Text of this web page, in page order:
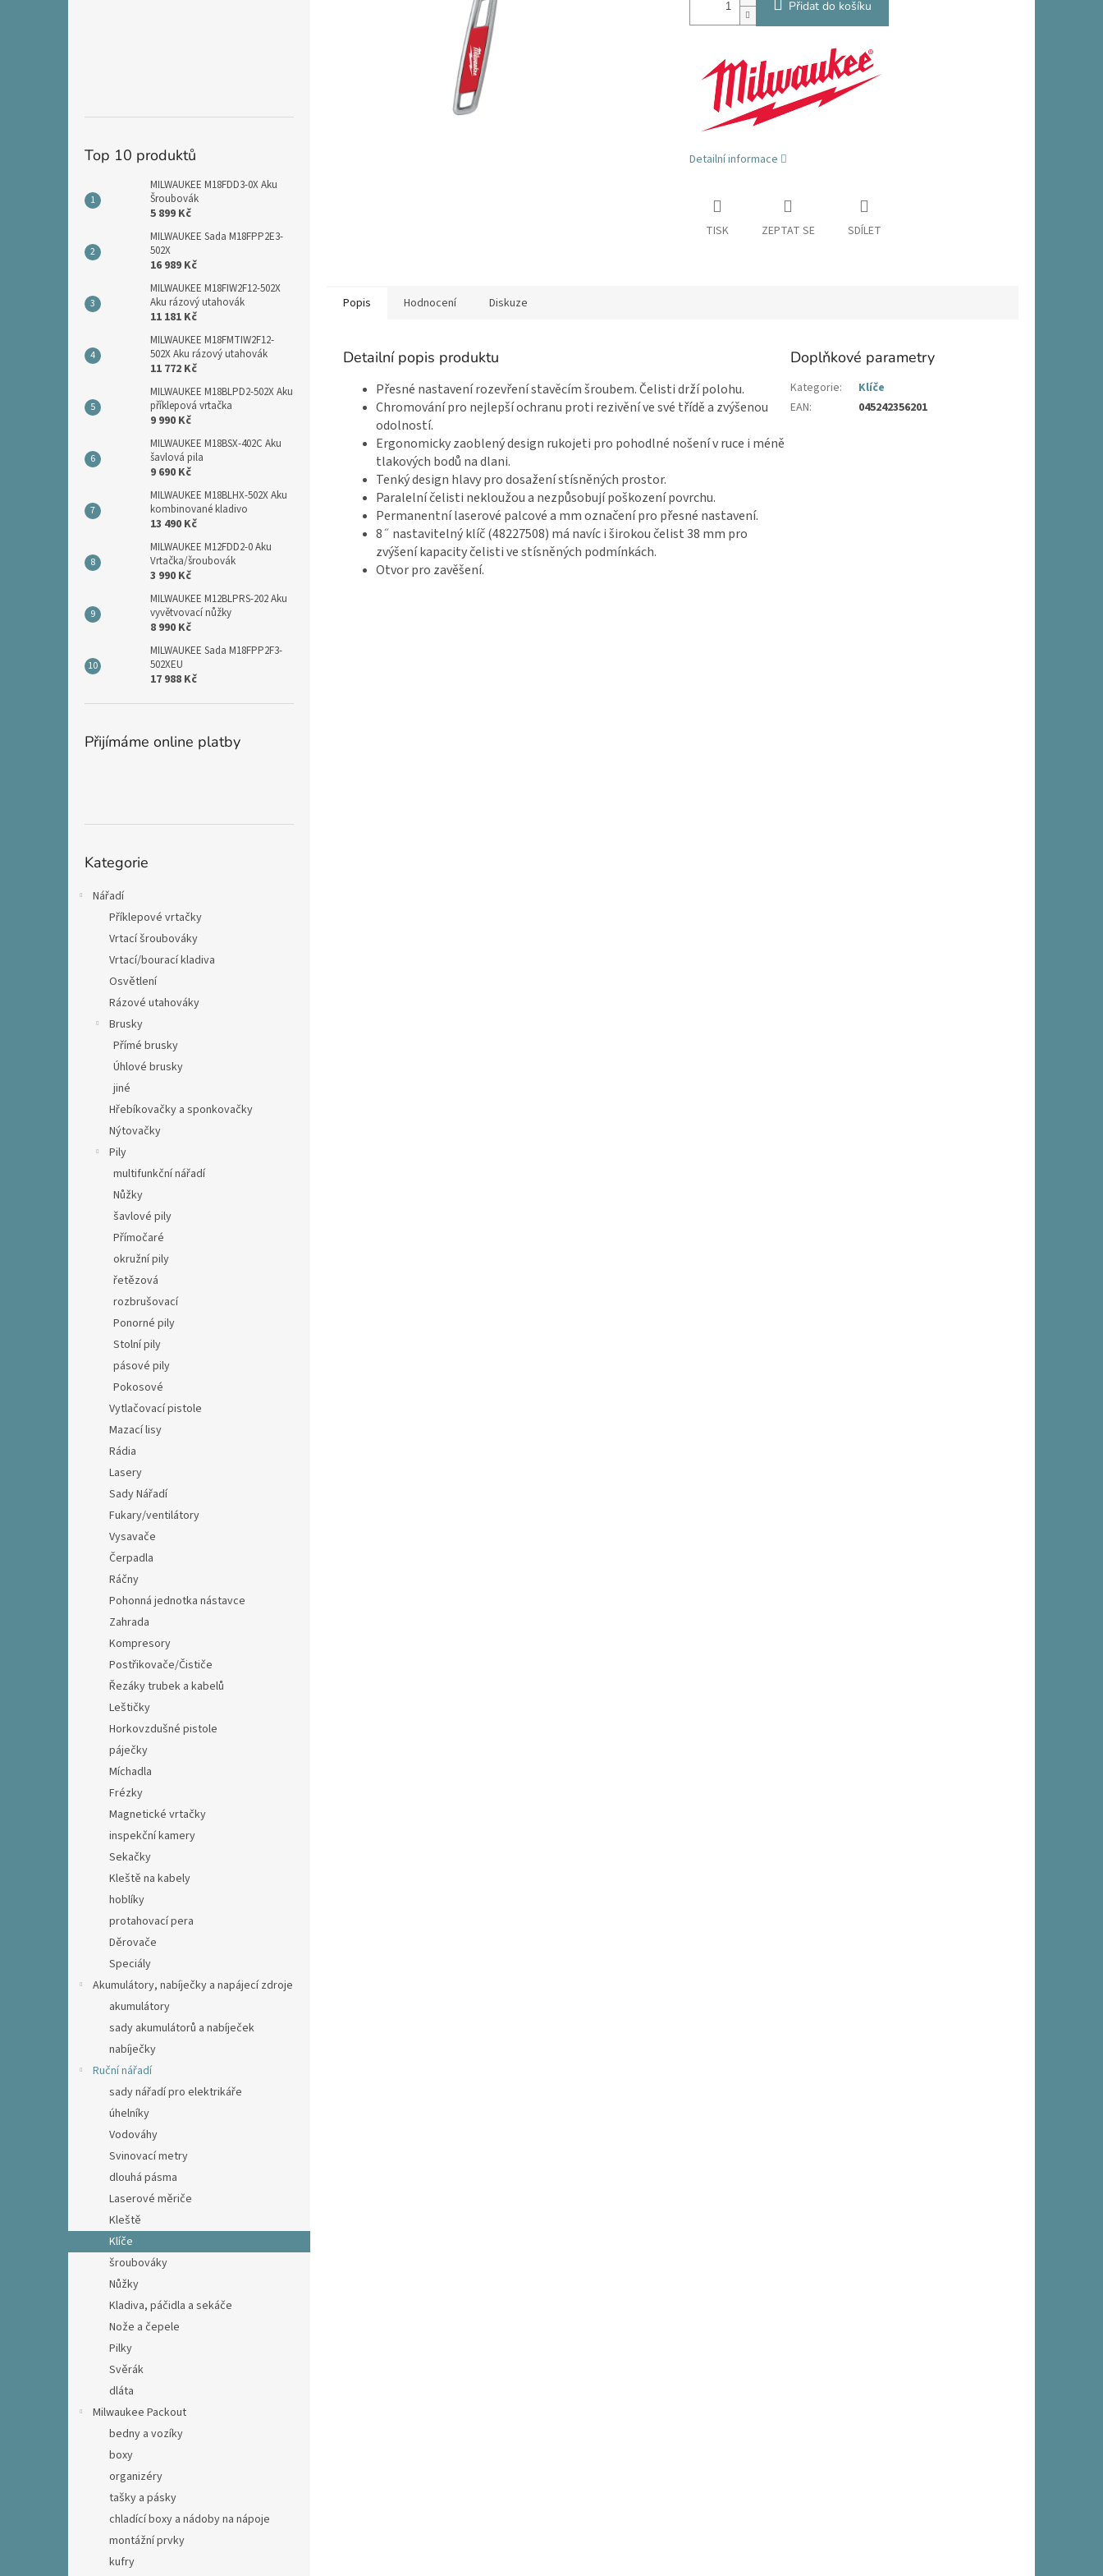
Top 10 produktů
MILWAUKEE M18FDD3-0X Aku
Šroubovák
5 899 Kč
MILWAUKEE Sada M18FPP2E3-
502X
16 989 Kč
MILWAUKEE M18FIW2F12-502X
Aku rázový utahovák
11 181 Kč
MILWAUKEE M18FMTIW2F12-
502X Aku rázový utahovák
11 772 Kč
MILWAUKEE M18BLPD2-502X Aku
příklepová vrtačka
9 990 Kč
MILWAUKEE M18BSX-402C Aku
šavlová pila
9 690 Kč
MILWAUKEE M18BLHX-502X Aku
kombinované kladivo
13 490 Kč
MILWAUKEE M12FDD2-0 Aku
Vrtačka/šroubovák
3 990 Kč
MILWAUKEE M12BLPRS-202 Aku
vyvětvovací nůžky
8 990 Kč
MILWAUKEE Sada M18FPP2F3-
502XEU
17 988 Kč
Přijímáme online platby
kategorie
Kategorie
Nářadí
Příklepové vrtačky
Vrtací šroubováky
Vrtací/bourací kladiva
Osvětlení
Rázové utahováky
Brusky
Přímé brusky
Úhlové brusky
jiné
Hřebíkovačky a sponkovačky
Nýtovačky
Pily
multifunkční nářadí
Nůžky
šavlové pily
Přímočaré
okružní pily
řetězová
rozbrušovací
Ponorné pily
Stolní pily
pásové pily
Pokosové
Vytlačovací pistole
Mazací lisy
Rádia
Lasery
Sady Nářadí
Fukary/ventilátory
Vysavače
Čerpadla
Ráčny
Pohonná jednotka nástavce
Zahrada
Kompresory
Postřikovače/Čističe
Řezáky trubek a kabelů
Leštičky
Horkovzdušné pistole
páječky
Míchadla
Frézky
Magnetické vrtačky
inspekční kamery
Sekačky
Kleště na kabely
hoblíky
protahovací pera
Děrovače
Speciály
Akumulátory, nabíječky a napájecí zdroje
akumulátory
sady akumulátorů a nabíječek
nabíječky
Ruční nářadí
sady nářadí pro elektrikáře
úhelníky
Vodováhy
Svinovací metry
dlouhá pásma
Laserové měriče
Kleště
Klíče
šroubováky
Nůžky
Kladiva, páčidla a sekáče
Nože a čepele
Pilky
Svěrák
dláta
Milwaukee Packout
bedny a vozíky
boxy
organizéry
tašky a pásky
chladící boxy a nádoby na nápoje
montážní prvky
kufry
Přidat do košíku
Detailní informace
TISK ZEPTAT SE SDÍLET
Popis Hodnocení Diskuze
Detailní popis produktu
Přesné nastavení rozevření stavěcím šroubem. Čelisti drží polohu.
Chromování pro nejlepší ochranu proti rezivění ve své třídě a zvýšenou
odolností.
Ergonomicky zaoblený design rukojeti pro pohodlné nošení v ruce i méně
tlakových bodů na dlani.
Tenký design hlavy pro dosažení stísněných prostor.
Paralelní čelisti nekloužou a nezpůsobují poškození povrchu.
Permanentní laserové palcové a mm označení pro přesné nastavení.
8˝ nastavitelný klíč (48227508) má navíc i širokou čelist 38 mm pro
zvýšení kapacity čelisti ve stísněných podmínkách.
Otvor pro zavěšení.
Doplňkové parametry
Kategorie:
Klíče
EAN: 045242356201